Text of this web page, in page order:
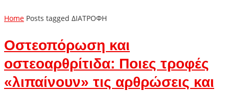
Home Posts tagged ΔΙΑΤΡΟΦΗ
Oστεοπόρωση και
οστεοαρθρίτιδα: Ποιες τροφές
«λιπαίνουν» τις αρθρώσεις και